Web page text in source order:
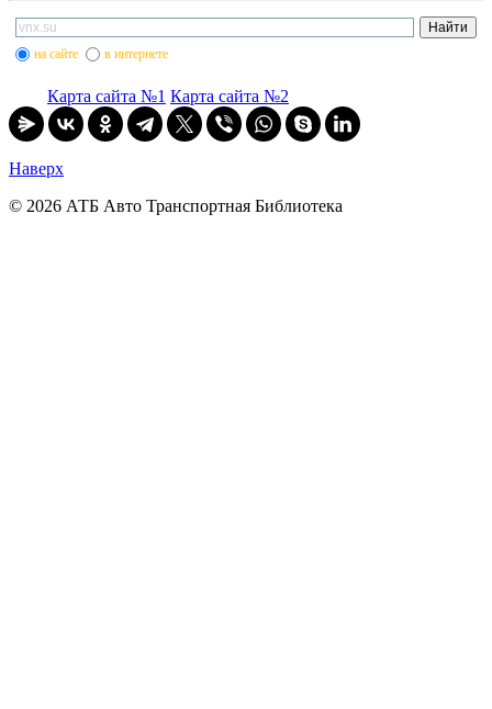
на сайте в интернете
Карта сайта №1 Карта сайта №2
Наверх
© 2026 АТБ Авто Транспортная Библиотека